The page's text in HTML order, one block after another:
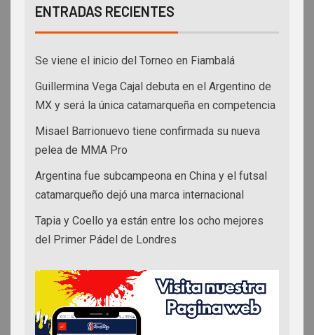
ENTRADAS RECIENTES
Se viene el inicio del Torneo en Fiambalá
Guillermina Vega Cajal debuta en el Argentino de
MX y será la única catamarqueña en competencia
Misael Barrionuevo tiene confirmada su nueva
pelea de MMA Pro
Argentina fue subcampeona en China y el futsal
catamarqueño dejó una marca internacional
Tapia y Coello ya están entre los ocho mejores
del Primer Pádel de Londres